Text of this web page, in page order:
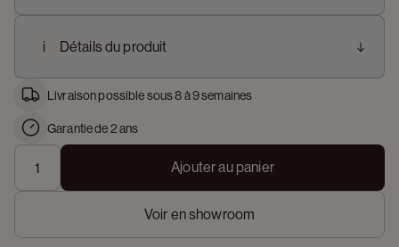
i Détails du produit
Livraison possible sous 8 à 9 semaines
Garantie de 2 ans
Ajouter au panier
Voir en showroom